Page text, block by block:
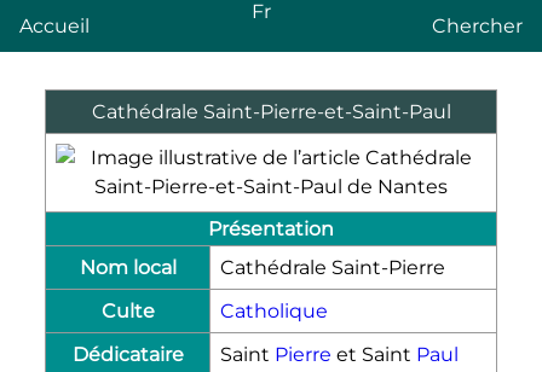
Accueil
Fr
Chercher
Cathédrale Saint-Pierre-et-Saint-Paul
Présentation
Nom local
Cathédrale Saint-Pierre
Culte
Catholique
Dédicataire
Saint Pierre et Saint Paul